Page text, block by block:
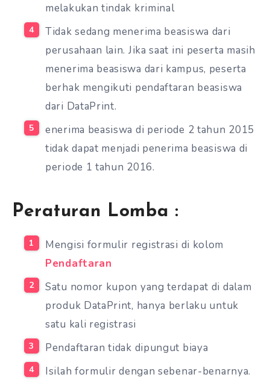
melakukan tindak kriminal
Tidak sedang menerima beasiswa dari
perusahaan lain. Jika saat ini peserta masih
menerima beasiswa dari kampus, peserta
berhak mengikuti pendaftaran beasiswa
dari DataPrint.
enerima beasiswa di periode 2 tahun 2015
tidak dapat menjadi penerima beasiswa di
periode 1 tahun 2016.
Peraturan Lomba :
Mengisi formulir registrasi di kolom
Pendaftaran
Satu nomor kupon yang terdapat di dalam
produk DataPrint, hanya berlaku untuk
satu kali registrasi
Pendaftaran tidak dipungut biaya
Isilah formulir dengan sebenar-benarnya.